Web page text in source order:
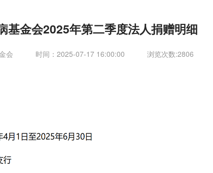
基金会2025年第二季度法人捐赠明细
会 时间：2025-07-17 16:00:00 浏览次数:2806